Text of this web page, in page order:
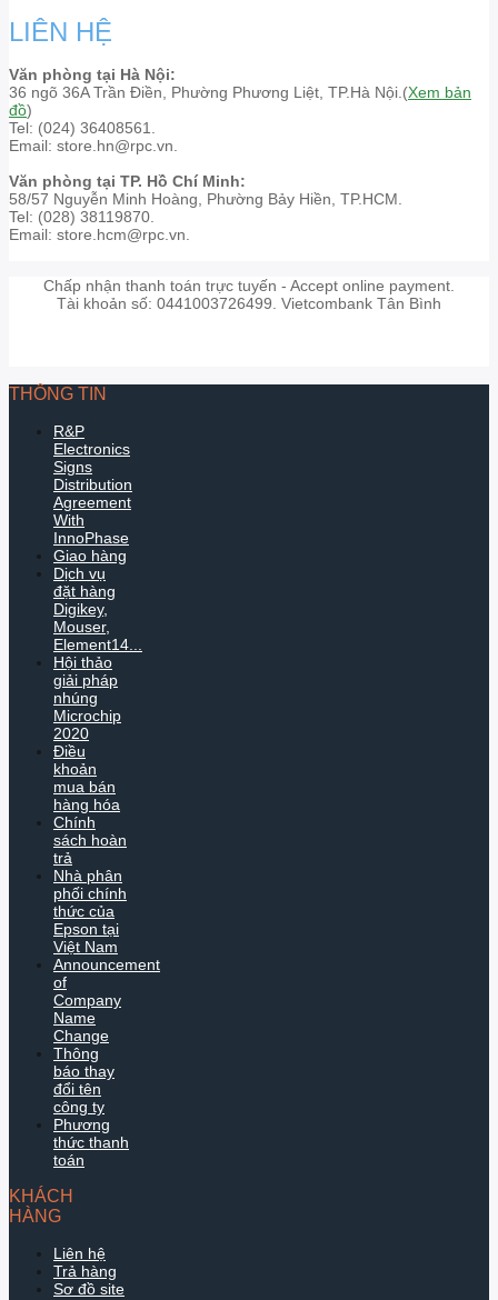
LIÊN HỆ
Văn phòng tại Hà Nội:
36 ngõ 36A Trần Điền, Phường Phương Liệt, TP.Hà Nội.(Xem bản
đồ)
Tel: (024) 36408561.
Email: store.hn@rpc.vn.
Văn phòng tại TP. Hồ Chí Minh:
58/57 Nguyễn Minh Hoàng, Phường Bảy Hiền, TP.HCM.
Tel: (028) 38119870.
Email: store.hcm@rpc.vn.
Chấp nhận thanh toán trực tuyến - Accept online payment.
Tài khoản số: 0441003726499. Vietcombank Tân Bình
THÔNG TIN
R&P
Electronics
Signs
Distribution
Agreement
With
InnoPhase
Giao hàng
Dịch vụ
đặt hàng
Digikey,
Mouser,
Element14...
Hội thảo
giải pháp
nhúng
Microchip
2020
Điều
khoản
mua bán
hàng hóa
Chính
sách hoàn
trả
Nhà phân
phối chính
thức của
Epson tại
Việt Nam
Announcement
of
Company
Name
Change
Thông
báo thay
đổi tên
công ty
Phương
thức thanh
toán
KHÁCH
HÀNG
Liên hệ
Trả hàng
Sơ đồ site